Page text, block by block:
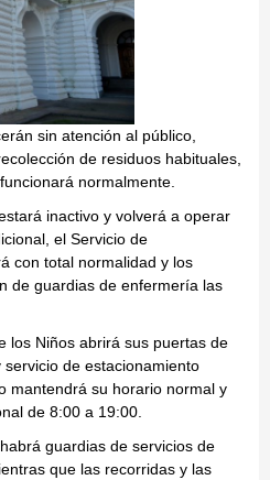
sin atención al público,
de residuos habituales,
normalmente.
inactivo y volverá a operar
el Servicio de
con total normalidad y los
de guardias de enfermería las
los Niños abrirá sus puertas de
de estacionamiento
mantendrá su horario normal y
de 8:00 a 19:00.
guardias de servicios de
que las recorridas y las